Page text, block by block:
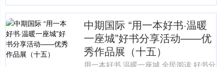
中期国际 “用一本好书·温暖
一座城”好书分享活动——优
秀作品展（十五）
用一本好书 温暖一座城 全民阅读 好书分